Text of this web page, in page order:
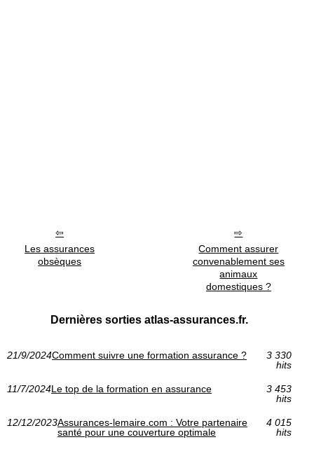
Les assurances
obsèques
Comment assurer
convenablement ses
animaux
domestiques ?
Dernières sorties atlas-assurances.fr.
21/9/2024Comment suivre une formation assurance ?
3 330
hits
11/7/2024Le top de la formation en assurance
3 453
hits
12/12/2023Assurances-lemaire.com : Votre partenaire
santé pour une couverture optimale
4 015
hits